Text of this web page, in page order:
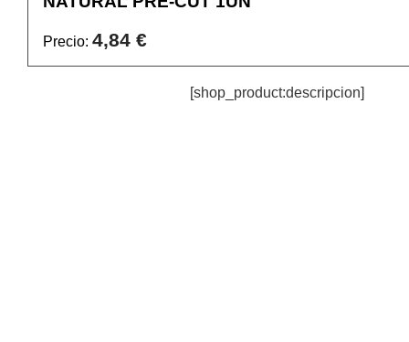
Precio: 4,84 €
[shop_product:descripcion]